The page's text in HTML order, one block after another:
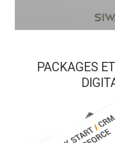
PACKAGES